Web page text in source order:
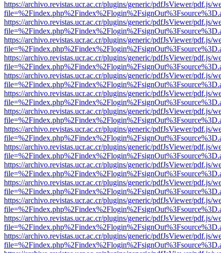
https://archivo.revistas.ucr.ac.cr/plugins/generic/pdfJsViewer/pdf.js/
https://archivo.revistas.ucr.ac.cr/plugins/generic/pdfJsViewer/pdf.js/
https://archivo.revistas.ucr.ac.cr/plugins/generic/pdfJsViewer/pdf.js/
https://archivo.revistas.ucr.ac.cr/plugins/generic/pdfJsViewer/pdf.js/
https://archivo.revistas.ucr.ac.cr/plugins/generic/pdfJsViewer/pdf.js/
https://archivo.revistas.ucr.ac.cr/plugins/generic/pdfJsViewer/pdf.js/
https://archivo.revistas.ucr.ac.cr/plugins/generic/pdfJsViewer/pdf.js/
https://archivo.revistas.ucr.ac.cr/plugins/generic/pdfJsViewer/pdf.js/
https://archivo.revistas.ucr.ac.cr/plugins/generic/pdfJsViewer/pdf.js/
https://archivo.revistas.ucr.ac.cr/plugins/generic/pdfJsViewer/pdf.js/
https://archivo.revistas.ucr.ac.cr/plugins/generic/pdfJsViewer/pdf.js/
https://archivo.revistas.ucr.ac.cr/plugins/generic/pdfJsViewer/pdf.js/
https://archivo.revistas.ucr.ac.cr/plugins/generic/pdfJsViewer/pdf.js/
https://archivo.revistas.ucr.ac.cr/plugins/generic/pdfJsViewer/pdf.js/